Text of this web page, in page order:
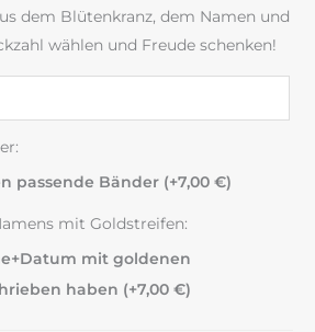
dem Blütenkranz, dem Namen und
wählen und Freude schenken!
passende Bänder (+7,00 €)
mit Goldstreifen:
mit goldenen
haben (+7,00 €)